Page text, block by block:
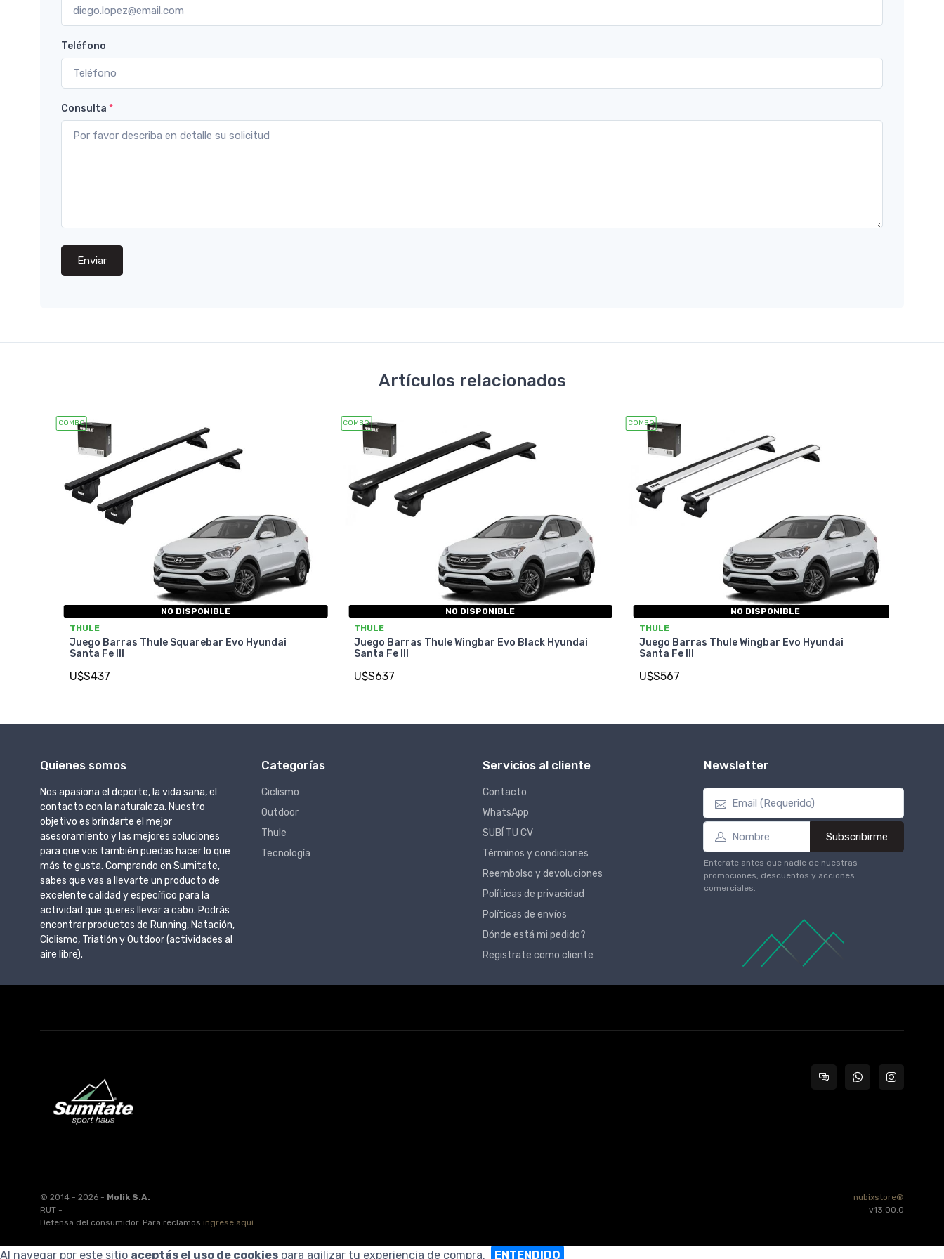
Teléfono
Consulta *
Enviar
Artículos relacionados
COMBO
NO DISPONIBLE
THULE
Juego Barras Thule Squarebar Evo Hyundai
Santa Fe III
U$S437
COMBO
NO DISPONIBLE
THULE
Juego Barras Thule Wingbar Evo Black Hyundai
Santa Fe III
U$S637
COMBO
NO DISPONIBLE
THULE
Juego Barras Thule Wingbar Evo Hyundai
Santa Fe III
U$S567
Quienes somos
Nos apasiona el deporte, la vida sana, el
contacto con la naturaleza. Nuestro
objetivo es brindarte el mejor
asesoramiento y las mejores soluciones
para que vos también puedas hacer lo que
más te gusta. Comprando en Sumitate,
sabes que vas a llevarte un producto de
excelente calidad y específico para la
actividad que queres llevar a cabo. Podrás
encontrar productos de Running, Natación,
Ciclismo, Triatlón y Outdoor (actividades al
aire libre).
Categorías
Ciclismo
Outdoor
Thule
Tecnología
Servicios al cliente
Contacto
WhatsApp
SUBÍ TU CV
Términos y condiciones
Reembolso y devoluciones
Políticas de privacidad
Políticas de envíos
Dónde está mi pedido?
Registrate como cliente
Newsletter
Subscribirme
Enterate antes que nadie de nuestras
promociones, descuentos y acciones
comerciales.
© 2014 - 2026 - Molik S.A.
RUT -
Defensa del consumidor. Para reclamos ingrese aquí.
nubixstore®
v13.00.0
Al navegar por este sitio aceptás el uso de cookies para agilizar tu experiencia de compra. ENTENDIDO